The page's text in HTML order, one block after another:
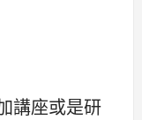
講座或是研